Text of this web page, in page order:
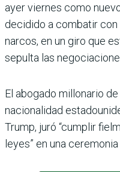
ayer viernes como
decidido a combatir
narcos, en un giro que
sepulta las
El abogado millonario
nacionalidad
Trump, juró “cumplir
leyes” en una